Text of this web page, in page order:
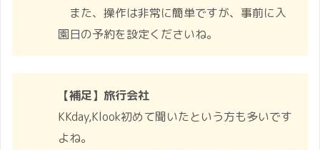
また、操作は非常に簡単ですが、事前に入
園日の予約を設定くださいね。
【補足】旅行会社
KKday,Klook初めて聞いたという方も多いです
よね。